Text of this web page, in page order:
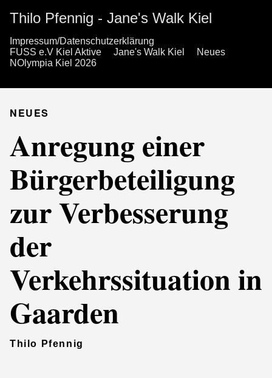
Thilo Pfennig - Jane's Walk Kiel
Impressum/Datenschutzerklärung
FUSS e.V Kiel Aktive
Jane's Walk Kiel
Neues
NOlympia Kiel 2026
NEUES
Anregung einer
Bürgerbeteiligung
zur Verbesserung
der
Verkehrssituation in
Gaarden
Thilo Pfennig